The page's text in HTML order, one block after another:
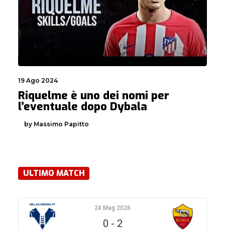
19 Ago 2024
Riquelme è uno dei nomi per
l’eventuale dopo Dybala
by Massimo Papitto
ULTIMO MATCH
24 Mag 2026
0 - 2